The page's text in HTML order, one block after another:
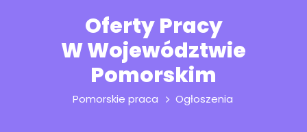
Oferty Pracy
W Województwie
Pomorskim
Pomorskie praca Ogłoszenia